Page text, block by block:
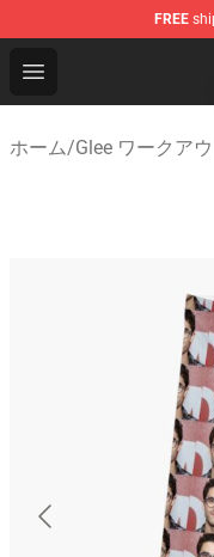
FREE
Open menu
Glee Store -
ホーム/Glee ワークア